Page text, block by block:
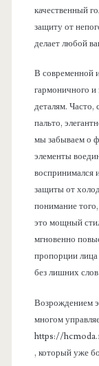
качественный
защиту от
делает любой
В современной
гармоничного и
деталям. Часто,
пальто,
мы забываем о
элементы
воспринимался
защиты от
понимание
это мощный
мгновенно
пропорции лица
без лишних слов.
Возрождением
многом
https://
, который уже